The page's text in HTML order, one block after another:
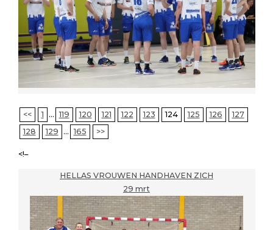
<< 1 ... 119 120 121 122 123 124 125 126
127
128
129 ... 165 >>
<!–
HELLAS VROUWEN HANDHAVEN ZICH
29 mrt